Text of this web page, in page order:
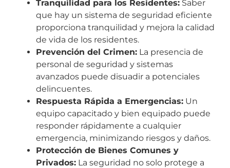
Tranquilidad para los Residentes: Saber
que hay un sistema de seguridad eficiente
proporciona tranquilidad y mejora la calidad
de vida de los residentes.
Prevención del Crimen: La presencia de
personal de seguridad y sistemas
avanzados puede disuadir a potenciales
delincuentes.
Respuesta Rápida a Emergencias: Un
equipo capacitado y bien equipado puede
responder rápidamente a cualquier
emergencia, minimizando riesgos y daños.
Protección de Bienes Comunes y
Privados: La seguridad no solo protege a